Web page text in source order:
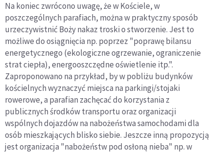
Na koniec zwrócono uwagę, że w Kościele, w
poszczególnych parafiach, można w praktyczny sposób
urzeczywistnić Boży nakaz troski o stworzenie. Jest to
możliwe do osiągnięcia np. poprzez "poprawę bilansu
energetycznego (ekologiczne ogrzewanie, ograniczenie
strat ciepła), energooszczędne oświetlenie itp.".
Zaproponowano na przykład, by w pobliżu budynków
kościelnych wyznaczyć miejsca na parkingi/stojaki
rowerowe, a parafian zachęcać do korzystania z
publicznych środków transportu oraz organizacji
wspólnych dojazdów na nabożeństwa samochodami dla
osób mieszkających blisko siebie. Jeszcze inną propozycją
jest organizacja "nabożeństw pod osłoną nieba" np. w